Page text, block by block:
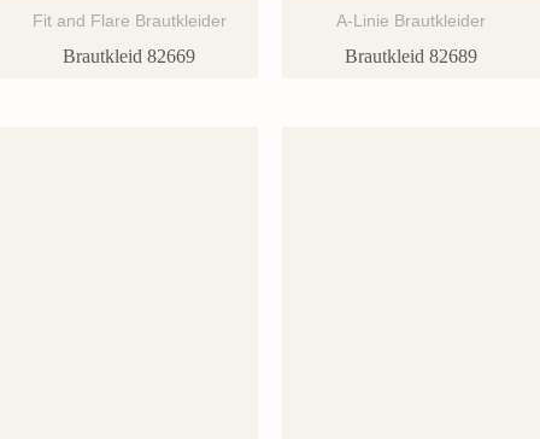
Fit and Flare Brautkleider
Brautkleid 82669
A-Linie Brautkleider
Brautkleid 82689